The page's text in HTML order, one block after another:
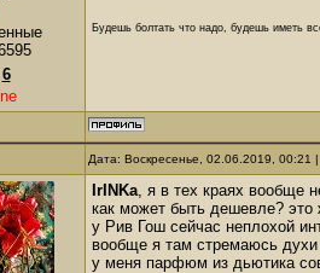
6
Будешь болтать что надо, будешь иметь
Дата: Воскресенье, 02.06.2019,
IrINKa, я в тех краях вообще
как может быть дешевле? это
у Рив Гош сейчас неплохой
вообще я там стремаюсь
у меня парфюм из дьютика